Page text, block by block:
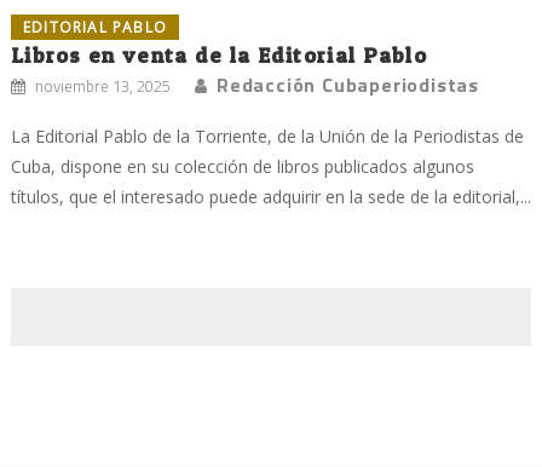
EDITORIAL PABLO
Libros en venta de la Editorial Pablo
noviembre 13, 2025 Redacción Cubaperiodistas
La Editorial Pablo de la Torriente, de la Unión de la Periodistas de
Cuba, dispone en su colección de libros publicados algunos
títulos, que el interesado puede adquirir en la sede de la editorial,...